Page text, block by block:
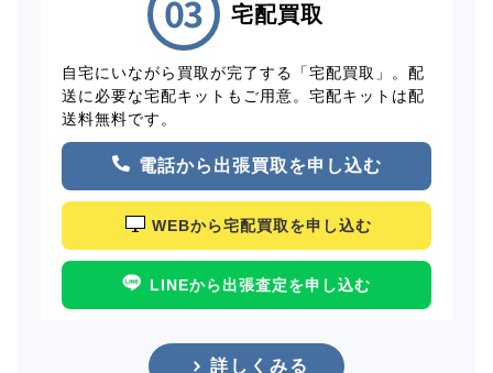
宅配買取
自宅にいながら買取が完了する「宅配買取」。配
送に必要な宅配キットもご用意。宅配キットは配
送料無料です。
電話から出張買取を申し込む
WEBから宅配買取を申し込む
LINEから出張査定を申し込む
詳しくみる